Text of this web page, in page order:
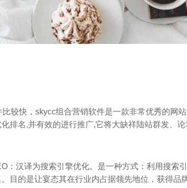
较快，skycc组合营销软件是一款非常优秀的网
排名,并有效的进行推广,它将大缺祥陆站群发、论
：汉译为搜索引擎优化。是一种方式：利用搜索
目的是让宴态其在行业内占据领先地位，获得品